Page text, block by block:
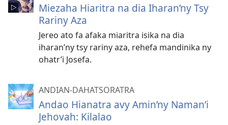
Miezaha Hiaritra na dia Iharan’ny Tsy
Rariny Aza
Jereo ato fa afaka miaritra isika na dia
iharan’ny tsy rariny aza, rehefa mandinika ny
ohatr’i Josefa.
ANDIAN-DAHATSORATRA
Andao Hianatra avy Amin’ny Naman’i
Jehovah: Kilalao